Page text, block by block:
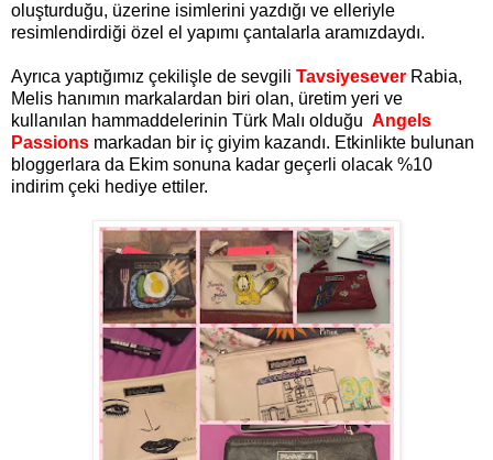
oluşturduğu, üzerine isimlerini yazdığı ve elleriyle
resimlendirdiği özel el yapımı çantalarla aramızdaydı.
Ayrıca yaptığımız çekilişle de sevgili Tavsiyesever Rabia,
Melis hanımın markalardan biri olan, üretim yeri ve
kullanılan hammaddelerinin Türk Malı olduğu Angels
Passions markadan bir iç giyim kazandı. Etkinlikte bulunan
bloggerlara da Ekim sonuna kadar geçerli olacak %10
indirim çeki hediye ettiler.